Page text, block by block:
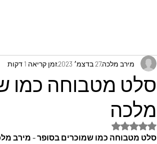
סלט מטבוחה כמו
מלכה
מירב מלכה27 בדצמ׳ 2023 זמן קריאה 1 דקות
דירוג של NaN מתוך 5 כוכבים
סלט מטבוחה כמו שמוכרים בסופר - מירב